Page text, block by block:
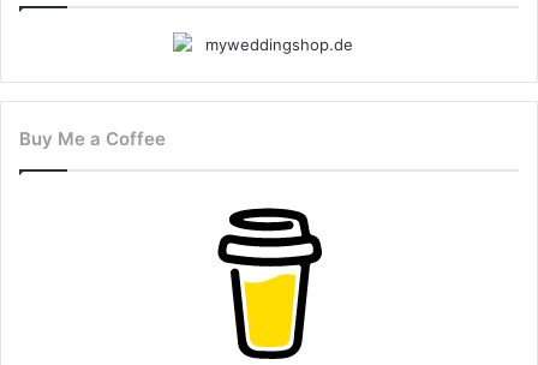
Buy Me a Coffee